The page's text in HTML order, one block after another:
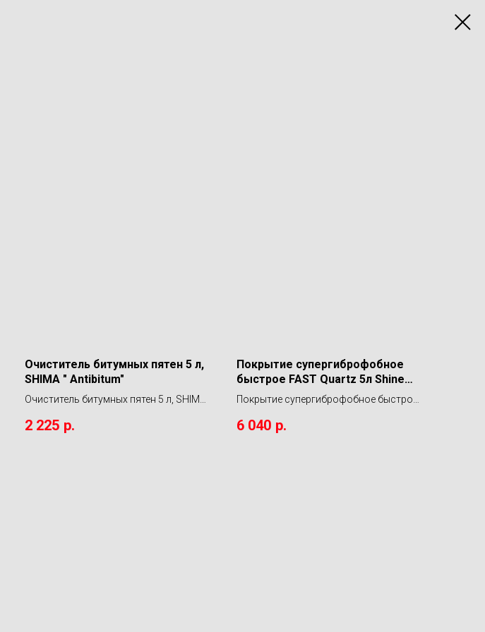
Очиститель битумных пятен 5 л,
SHIMA " Antibitum"
Очиститель битумных пятен 5 л, SHIMA
2 225 р.
Покрытие супергиброфобное
быстрое FAST Quartz 5л Shine
Systems
Покрытие супергиброфобное быстрое
6 040 р.